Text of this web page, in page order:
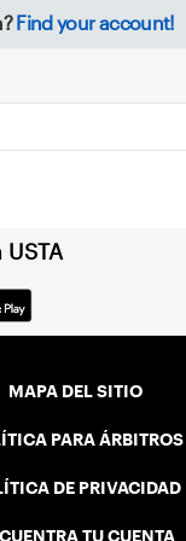
Find your account!
MAPA DEL SITIO
PARA ÁRBITROS
DE PRIVACIDAD
TU CUENTA